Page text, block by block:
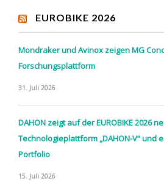
EUROBIKE 2026
Mondraker und Avinox zeigen MG
Forschungsplattform
31. Juli 2026
DAHON zeigt auf der EUROBIKE 2026
Technologieplattform „DAHON-V“ und
Portfolio
15. Juli 2026